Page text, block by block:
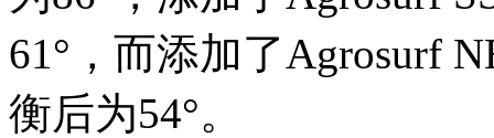
61°，而添加了Agrosurf
衡后为54°。